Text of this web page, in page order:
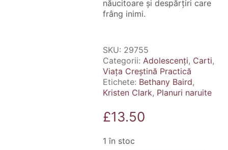
năucitoare și despărțiri care
frâng inimi.
SKU: 29755
Categorii: Adolescenți, Carti,
Viața Creștină Practică
Etichete: Bethany Baird,
Kristen Clark, Planuri naruite
£13.50
1 în stoc